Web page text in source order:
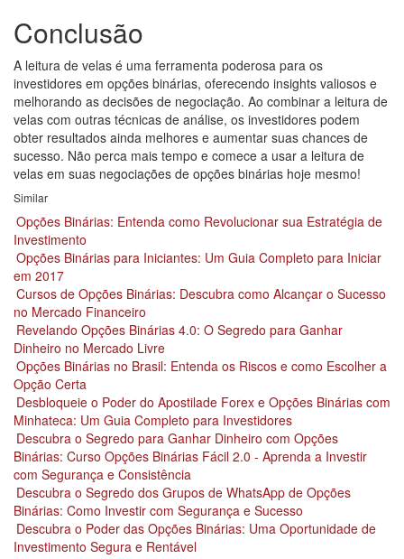
Conclusão
A leitura de velas é uma ferramenta poderosa para os
investidores em opções binárias, oferecendo insights valiosos e
melhorando as decisões de negociação. Ao combinar a leitura de
velas com outras técnicas de análise, os investidores podem
obter resultados ainda melhores e aumentar suas chances de
sucesso. Não perca mais tempo e comece a usar a leitura de
velas em suas negociações de opções binárias hoje mesmo!
Similar
Opções Binárias: Entenda como Revolucionar sua Estratégia de
Investimento
Opções Binárias para Iniciantes: Um Guia Completo para Iniciar
em 2017
Cursos de Opções Binárias: Descubra como Alcançar o Sucesso
no Mercado Financeiro
Revelando Opções Binárias 4.0: O Segredo para Ganhar
Dinheiro no Mercado Livre
Opções Binárias no Brasil: Entenda os Riscos e como Escolher a
Opção Certa
Desbloqueie o Poder do Apostilade Forex e Opções Binárias com
Minhateca: Um Guia Completo para Investidores
Descubra o Segredo para Ganhar Dinheiro com Opções
Binárias: Curso Opções Binárias Fácil 2.0 - Aprenda a Investir
com Segurança e Consistência
Descubra o Segredo dos Grupos de WhatsApp de Opções
Binárias: Como Investir com Segurança e Sucesso
Descubra o Poder das Opções Binárias: Uma Oportunidade de
Investimento Segura e Rentável